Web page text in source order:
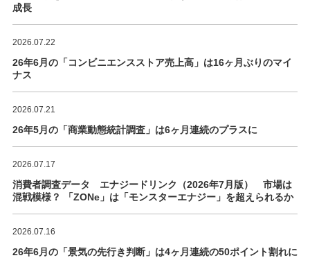
成長
2026.07.22
26年6月の「コンビニエンスストア売上高」は16ヶ月ぶりのマイ
ナス
2026.07.21
26年5月の「商業動態統計調査」は6ヶ月連続のプラスに
2026.07.17
消費者調査データ エナジードリンク（2026年7月版） 市場は
混戦模様？ 「ZONe」は「モンスターエナジー」を超えられるか
2026.07.16
26年6月の「景気の先行き判断」は4ヶ月連続の50ポイント割れに